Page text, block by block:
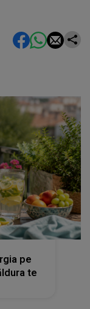
pe
te